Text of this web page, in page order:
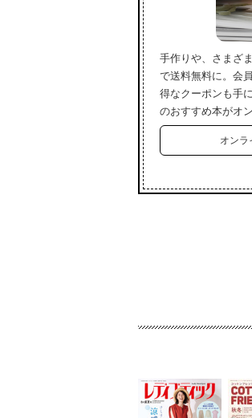
手作りや、さまざ
で送料無料に。会
得なクーポンも手
のおすすめ本がオ
オンラ